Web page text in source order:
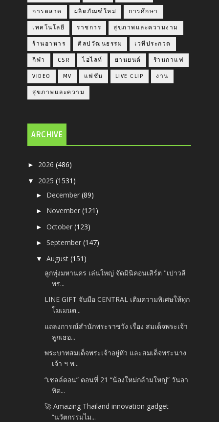
การตลาด ผลิตภัณฑ์ใหม่ การศึกษา
เทคโนโลยี ราชการ สุขภาพและความงาม
ร้านอาหาร ศิลปวัฒนธรรม เวทีประกวด
กีฬา CSR ไฮไลท์ ยานยนต์ ร้านกาแฟ
VIDEO MV แฟชั่น LIVE CLIP งาน
สุขภาพและความ
ARCHIVE
► 2026(486)
▼ 2025(1531)
► December(89)
► November(121)
►October(123)
►September(147)
▼August(151)
ลูกทุ่งมหานคร เล่นใหญ่ จัดมินิคอนเสิร์ต "เปาวลี
พร...
LINE GIFT จับมือ CENTRAL เติมความพิเศษให้ทุก
โมเมนต...
แถลงการณ์สำนักพระราชวัง เรื่อง สมเด็จพระเจ้า
ลูกเธอ...
พระบาทสมเด็จพระเจ้าอยู่หัว และสมเด็จพระนาง
เจ้า ฯ พ...
“เชลล์ดอน” ตอนที่ 21 “น้องใหม่กล้ามใหญ่” วันอา
ทิต...
🚀 Amazing Thailand innovation gadget
“นวัตกรรมไม...